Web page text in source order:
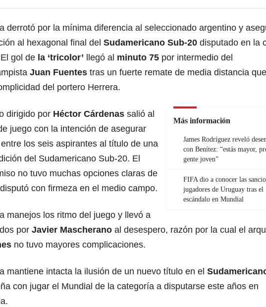
derrotó por la mínima diferencia al seleccionado argentino y
al hexagonal final del Sudamericano Sub-20 disputado en la
gol de la ‘tricolor’ llegó al minuto 75 por intermedio del
Juan Fuentes tras un fuerte remate de media distancia
del portero Herrera.
Más información
James Rodríguez reveló
con Benítez: “estás mayor,
gente joven”
FIFA dio a conocer las
jugadores de Uruguay tras el
escándalo en Mundial
dirigido por Héctor Cárdenas salió al
juego con la intención de asegurar
los seis aspirantes al título de una
del Sudamericano Sub-20. El
no tuvo muchas opciones claras de
con firmeza en el medio campo.
manejos los ritmo del juego y llevó a
por Javier Mascherano al desespero, razón por la cual el
no tuvo mayores complicaciones.
mantiene intacta la ilusión de un nuevo título en el
con jugar el Mundial de la categoría a disputarse este años en